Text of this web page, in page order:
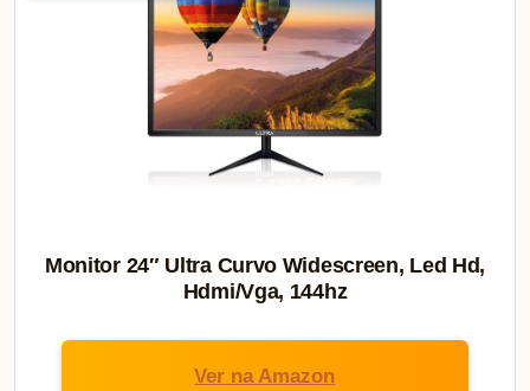
Monitor 24″ Ultra Curvo Widescreen, Led Hd,
Hdmi/Vga, 144hz
Ver na Amazon